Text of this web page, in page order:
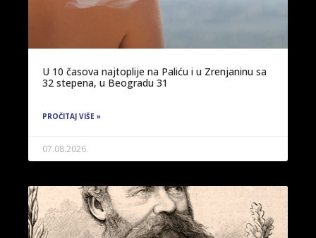
U 10 časova najtoplije na Paliću i u Zrenjaninu sa
32 stepena, u Beogradu 31
PROČITAJ VIŠE »
07.08.2026.